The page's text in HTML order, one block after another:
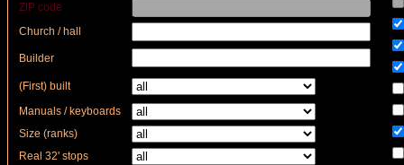
ZIP code
Church / hall
Builder
(First) built
Manuals / keyboards
Size (ranks)
Real 32' stops